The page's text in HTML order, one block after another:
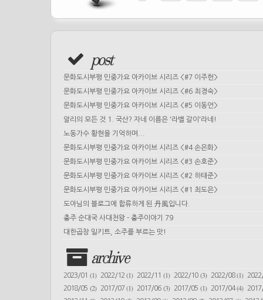
post
문화도시부평 민중가요 아카이브 시리즈 <#7 이주헌>
문화도시부평 민중가요 아카이브 시리즈 <#6 최경숙>
문화도시부평 민중가요 아카이브 시리즈 <#5 이동언>
알리의 모든 것 1. 국산? 자네 이름은 '라벨 갈이'라네!
노동가수 황현을 기억하며...
문화도시부평 민중가요 아카이브 시리즈 <#4 손은화>
문화도시부평 민중가요 아카이브 시리즈 <#3 손호준>
문화도시부평 민중가요 아카이브 시리즈 <#2 하태준>
문화도시부평 민중가요 아카이브 시리즈 <#1 최도은>
도아님의 블로그에 합류하게 된 丹風입니다.
충주 순대국 사대천왕 - 충주이야기 79
대한곱창 밀키트, 소주를 부르는 맛!
archive
2023/01 (1) 2022/12(1) 2022/11(1) 2022/10 (3) 2022/08(1)
2018/05 (2) 2017/07(1) 2017/06(3) 2017/05 (1) 2017/04(4)